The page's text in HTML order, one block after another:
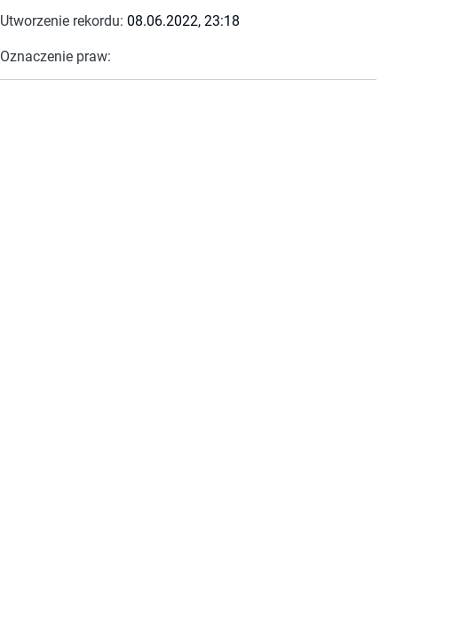
Utworzenie rekordu: 08.06.2022, 23:18
Oznaczenie praw: